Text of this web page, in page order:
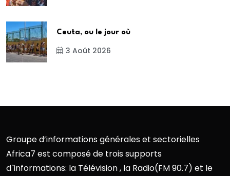
Ceuta, ou le jour où
3 Août 2026
Groupe d’informations générales et sectorielles
Africa7 est composé de trois supports
d`informations: la Télévision , la Radio(FM 90.7) et le